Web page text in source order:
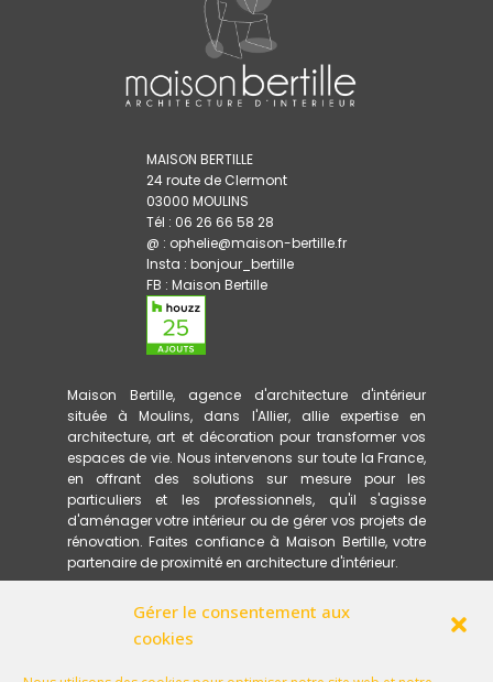
Gérer le consentement aux
cookies
MAISON BERTILLE
24 route de Clermont
03000 MOULINS
Tél : 06 26 66 58 28
@ : ophelie@maison-bertille.fr
Insta : bonjour_bertille
FB : Maison Bertille
Maison Bertille, agence d'architecture d'intérieur
située à Moulins, dans l'Allier, allie expertise en
architecture, art et décoration pour transformer vos
espaces de vie. Nous intervenons sur toute la France,
en offrant des solutions sur mesure pour les
particuliers et les professionnels, qu'il s'agisse
d'aménager votre intérieur ou de gérer vos projets de
rénovation. Faites confiance à Maison Bertille, votre
partenaire de proximité en architecture d'intérieur.
ACCUEIL
PRESTATIONS
RÉFÉRENCES